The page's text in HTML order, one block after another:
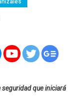
que iniciará